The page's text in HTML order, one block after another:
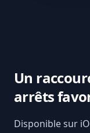
Un
arrêts
Disponible sur